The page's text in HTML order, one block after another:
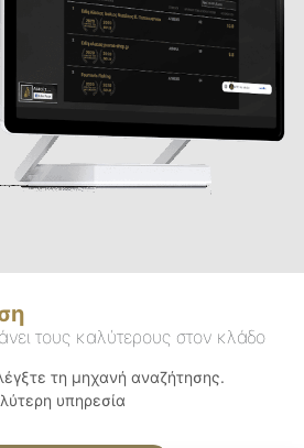
τους καλύτερους στον κλάδο
τη μηχανή αναζήτησης.
υπηρεσία